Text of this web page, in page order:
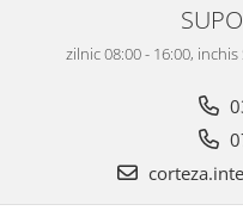
zilnic 08:00 - 16:00,